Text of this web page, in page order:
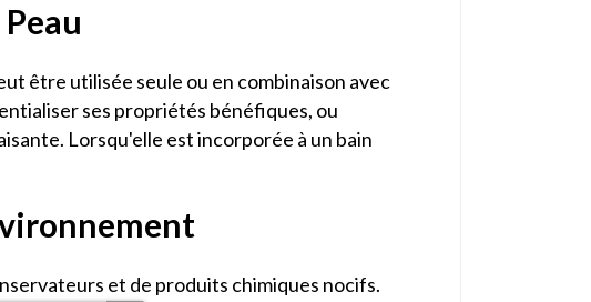
être utilisée seule ou en combinaison avec
ses propriétés bénéfiques, ou
Lorsqu'elle est incorporée à un bain
et de produits chimiques nocifs.